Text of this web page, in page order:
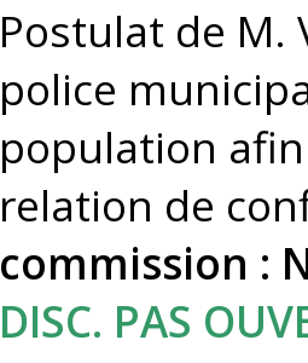
Postulat de M.
police
population
relation de
commission :
DISC. PAS